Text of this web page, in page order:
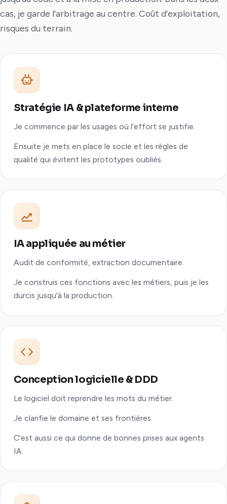
cas, je garde l'arbitrage au centre. Coût d'exploitation,
risques du terrain.
Stratégie IA & plateforme interne
Je commence par les usages où l'effort se justifie.
Ensuite je mets en place le socle et les règles de
qualité qui évitent les prototypes oubliés.
IA appliquée au métier
Audit de conformité, extraction documentaire.
Je construis ces fonctions avec les métiers, puis je les
durcis jusqu'à la production.
Conception logicielle & DDD
Le logiciel doit reprendre les mots du métier.
Je clarifie le domaine et ses frontières.
C'est aussi ce qui donne de bonnes prises aux agents
IA.